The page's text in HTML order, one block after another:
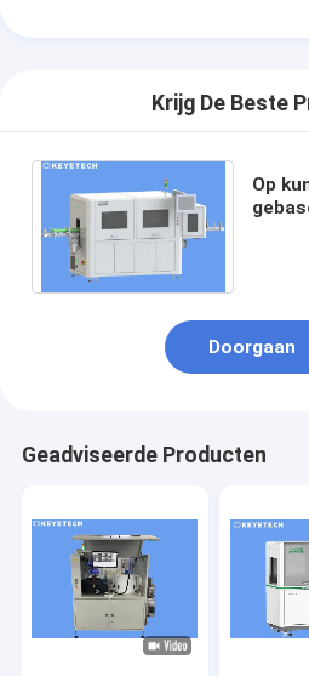
Krijg De Beste
Op
Doorgaan
Geadviseerde Producten